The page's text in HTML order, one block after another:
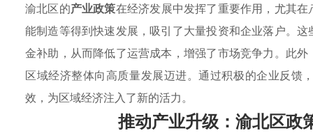
渝北区的产业政策在经济发展中发挥了重要作用，尤其在
能制造等得到快速发展，吸引了大量投资和企业落户。
金补助，从而降低了运营成本，增强了市场竞争力。此
区域经济整体向高质量发展迈进。通过积极的企业反馈
效，为区域经济注入了新的活力。
推动产业升级：渝北区政